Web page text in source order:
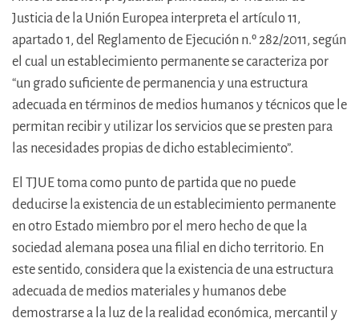
Justicia de la Unión Europea interpreta el artículo 11,
apartado 1, del Reglamento de Ejecución n.º 282/2011, según
el cual un establecimiento permanente se caracteriza por
“un grado suficiente de permanencia y una estructura
adecuada en términos de medios humanos y técnicos que le
permitan recibir y utilizar los servicios que se presten para
las necesidades propias de dicho establecimiento”.
El TJUE toma como punto de partida que no puede
deducirse la existencia de un establecimiento permanente
en otro Estado miembro por el mero hecho de que la
sociedad alemana posea una filial en dicho territorio. En
este sentido, considera que la existencia de una estructura
adecuada de medios materiales y humanos debe
demostrarse a la luz de la realidad económica, mercantil y